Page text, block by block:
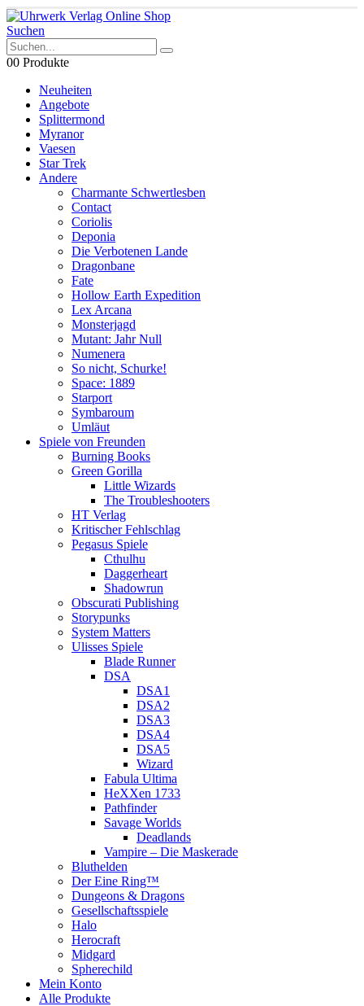
Suchen
00 Produkte
Neuheiten
Angebote
Splittermond
Myranor
Vaesen
Star Trek
Andere
Charmante Schwertlesben
Contact
Coriolis
Deponia
Die Verbotenen Lande
Dragonbane
Fate
Hollow Earth Expedition
Lex Arcana
Monsterjagd
Mutant: Jahr Null
Numenera
So nicht, Schurke!
Space: 1889
Starport
Symbaroum
Umläut
Spiele von Freunden
Burning Books
Green Gorilla
Little Wizards
The Troubleshooters
HT Verlag
Kritischer Fehlschlag
Pegasus Spiele
Cthulhu
Daggerheart
Shadowrun
Obscurati Publishing
Storypunks
System Matters
Ulisses Spiele
Blade Runner
DSA
DSA1
DSA2
DSA3
DSA4
DSA5
Wizard
Fabula Ultima
HeXXen 1733
Pathfinder
Savage Worlds
Deadlands
Vampire – Die Maskerade
Bluthelden
Der Eine Ring™
Dungeons & Dragons
Gesellschaftsspiele
Halo
Herocraft
Midgard
Spherechild
Mein Konto
Alle Produkte